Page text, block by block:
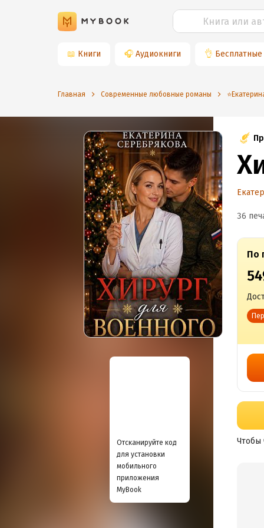
📖 Книги 🎧 Аудиокниги 👌 Бесплатные
Главная Современные любовные романы
Отсканируйте код
для установки
мобильного
приложения
MyBook
36
По
Чтобы